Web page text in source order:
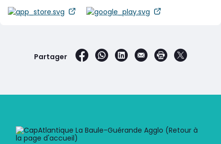
Partager sur Facebook
par WhatsApp
sur LinkedInpar e-mailImprimer la
sur X